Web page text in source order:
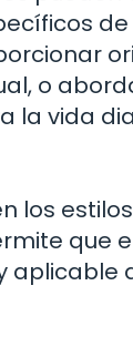
de
o
la vida
los
que
aplicable